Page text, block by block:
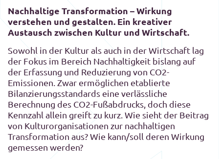
Nachhaltige Transformation – Wirkung
verstehen und gestalten. Ein kreativer
Austausch zwischen Kultur und Wirtschaft.
Sowohl in der Kultur als auch in der Wirtschaft lag
der Fokus im Bereich Nachhaltigkeit bislang auf
der Erfassung und Reduzierung von CO2-
Emissionen. Zwar ermöglichen etablierte
Bilanzierungsstandards eine verlässliche
Berechnung des CO2-Fußabdrucks, doch diese
Kennzahl allein greift zu kurz. Wie sieht der Beitrag
von Kulturorganisationen zur nachhaltigen
Transformation aus? Wie kann/soll deren Wirkung
gemessen werden?